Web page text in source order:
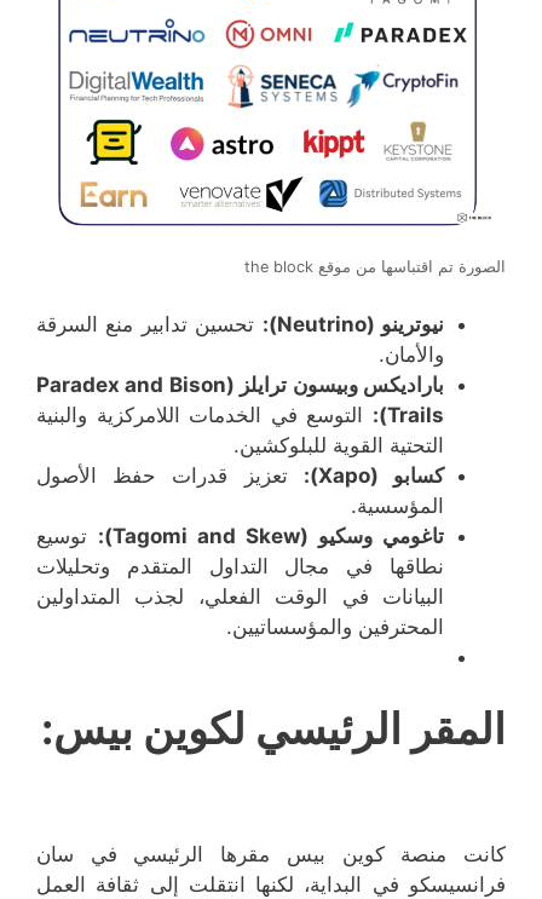
الصورة تم اقتباسها من موقع the block
نيوترينو (Neutrino):
تحسين تدابير منع السرقة
والأمان.
باراديكس وبيسون ترايلز (Paradex and Bison
Trails):
التوسع في الخدمات اللامركزية والبنية
التحتية القوية للبلوكشين.
كسابو (Xapo):
تعزيز قدرات حفظ الأصول
المؤسسية.
تاغومي وسكيو (Tagomi and Skew):
توسيع
نطاقها في مجال التداول المتقدم وتحليلات
البيانات في الوقت الفعلي، لجذب المتداولين
المحترفين والمؤسساتيين.
المقر الرئيسي لكوين بيس:
كانت منصة كوين بيس مقرها الرئيسي في سان
فرانسيسكو في البداية، لكنها انتقلت إلى ثقافة العمل